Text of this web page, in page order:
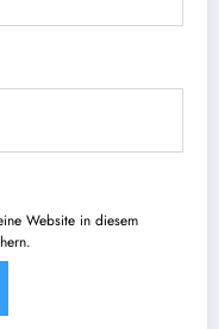
Website in diesem